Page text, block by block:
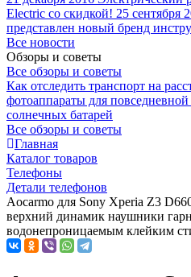
Electric со скидкой! 25 сентября
представлен новый бренд
Все новости
Обзоры и советы
Все обзоры и советы
Как отследить транспорт на
фотоаппараты для
солнечных батарей
Все обзоры и советы
Главная
Каталог товаров
Телефоны
Детали телефонов
Aocarmo для Sony Xperia Z3
верхний динамик наушники
водонепроницаемым клейким